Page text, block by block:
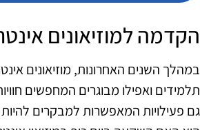
הקדמה למוזיאונים
במהלך השנים האחרונות, מוזיאונים
תלמידים ואפילו מבוגרים המחפשים
גם פעילויות המאפשרות למבקרים